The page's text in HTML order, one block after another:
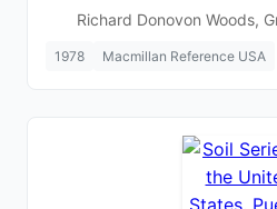
Richard Donovon Woods,
1978 Macmillan Reference USA